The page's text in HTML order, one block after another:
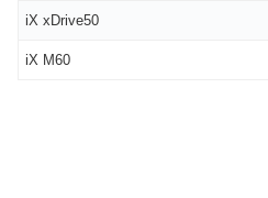
iX xDrive50
iX M60